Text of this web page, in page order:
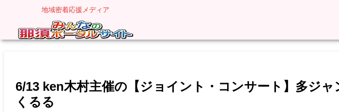
地域密着応援メディア
6/13 ken木村主催の【ジョイント・コンサート】多ジ
くるる